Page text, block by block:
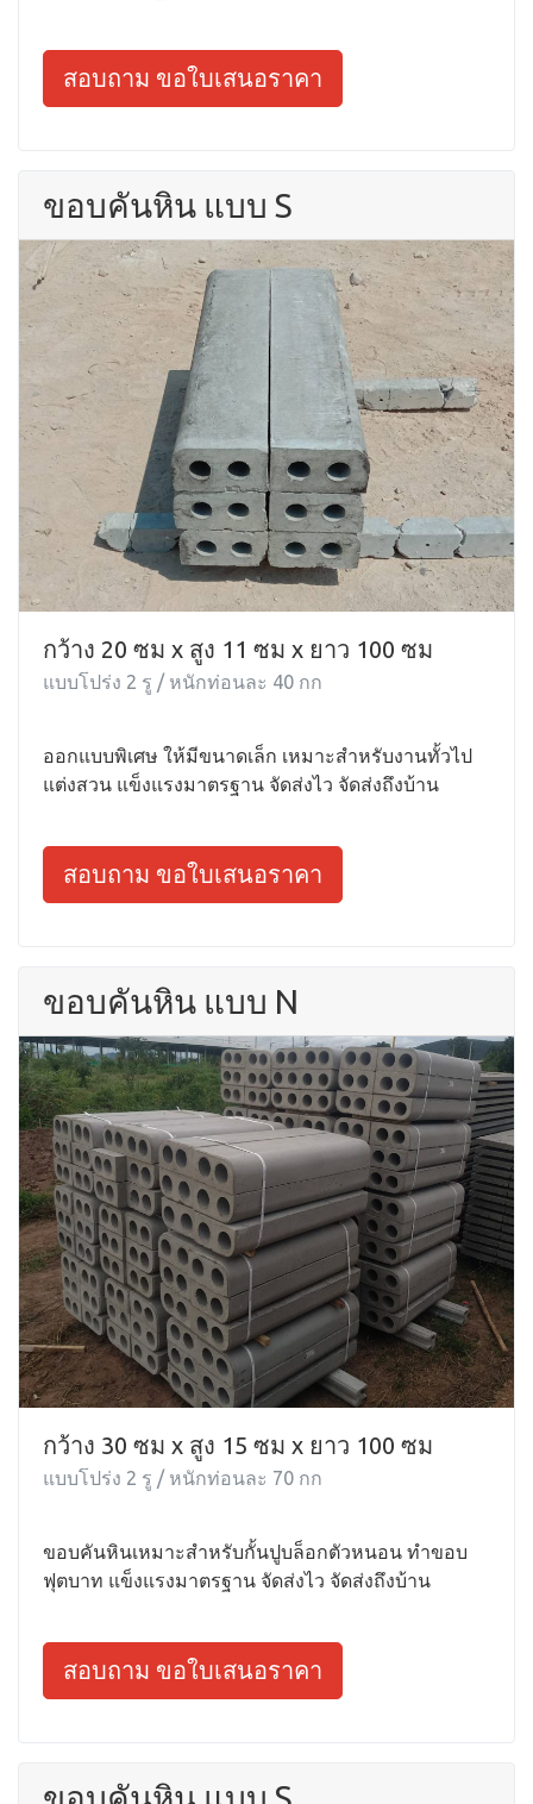
สอบถาม ขอใบเสนอราคา
ขอบคันหิน แบบ S
กว้าง 20 ซม x สูง 11 ซม x ยาว 100 ซม
แบบโปร่ง 2 รู / หนักท่อนละ 40 กก
ออกแบบพิเศษ ให้มีขนาดเล็ก เหมาะสำหรับงานทั้วไป
แต่งสวน แข็งแรงมาตรฐาน จัดส่งไว จัดส่งถึงบ้าน
สอบถาม ขอใบเสนอราคา
ขอบคันหิน แบบ N
กว้าง 30 ซม x สูง 15 ซม x ยาว 100 ซม
แบบโปร่ง 2 รู / หนักท่อนละ 70 กก
ขอบคันหินเหมาะสำหรับกั้นปูบล็อกตัวหนอน ทำขอบ
ฟุตบาท แข็งแรงมาตรฐาน จัดส่งไว จัดส่งถึงบ้าน
สอบถาม ขอใบเสนอราคา